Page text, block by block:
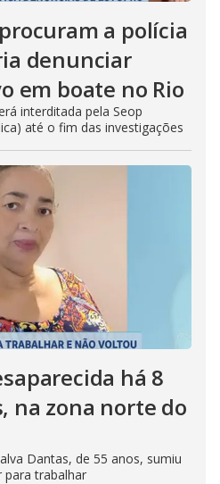
a polícia
denunciar
em boate no Rio
interditada pela Seop
até o fim das investigações
há 8
na zona norte do
Dantas, de 55 anos, sumiu
para trabalhar